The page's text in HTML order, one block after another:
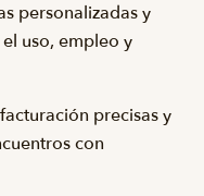
personalizadas y
uso, empleo y
precisas y
con